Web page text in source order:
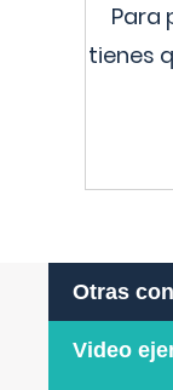
Para
tienes
Otras
Video